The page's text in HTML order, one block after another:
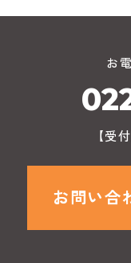
お
【受
お問い合